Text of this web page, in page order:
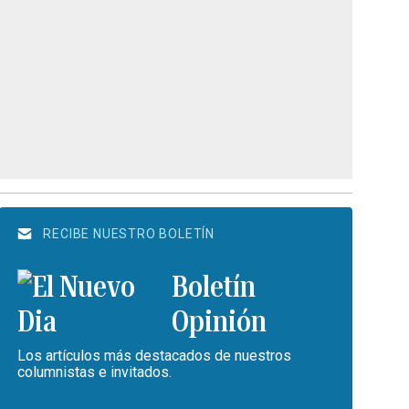
RECIBE NUESTRO BOLETÍN
Boletín
Opinión
Los artículos más destacados de nuestros
columnistas e invitados.